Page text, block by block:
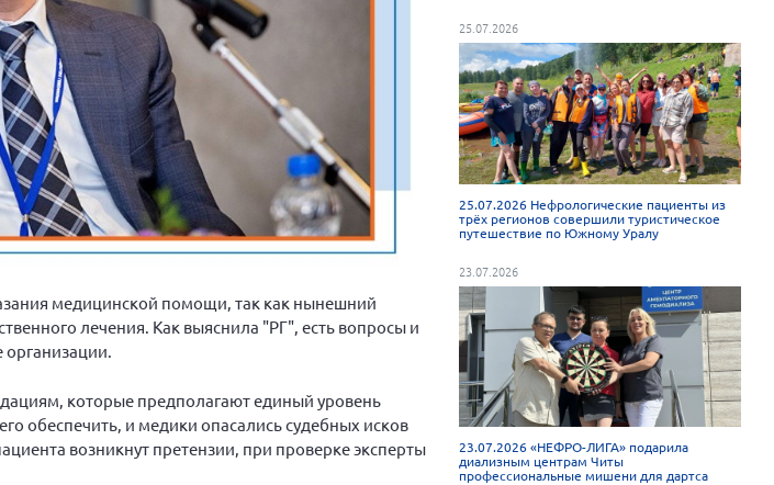
медицинской помощи, так как нынешний
лечения. Как выяснила "РГ", есть вопросы и
которые предполагают единый уровень
обеспечить, и медики опасались судебных исков
возникнут претензии, при проверке эксперты
25.07.2026
25.07.2026 Нефрологические пациенты из
трёх регионов совершили туристическое
путешествие по Южному Уралу
23.07.2026
23.07.2026 «НЕФРО-ЛИГА» подарила
диализным центрам Читы
профессиональные мишени для дартса